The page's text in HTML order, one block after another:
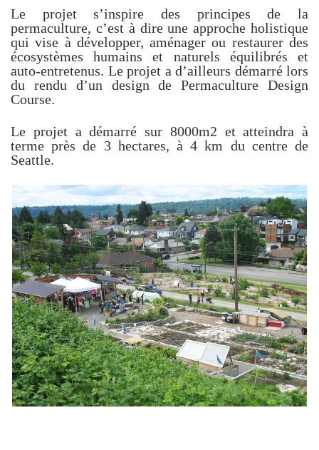
Le projet s’inspire des principes de la
permaculture, c’est à dire une approche holistique
qui vise à développer, aménager ou restaurer des
écosystèmes humains et naturels équilibrés et
auto-entretenus. Le projet a d’ailleurs démarré lors
du rendu d’un design de Permaculture Design
Course.
Le projet a démarré sur 8000m2 et atteindra à
terme près de 3 hectares, à 4 km du centre de
Seattle.